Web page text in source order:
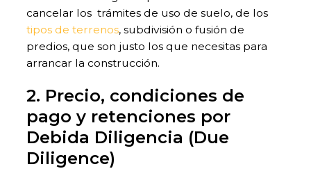
cancelar los trámites de uso de suelo, de los
tipos de terrenos, subdivisión o fusión de
predios, que son justo los que necesitas para
arrancar la construcción.
2. Precio, condiciones de
pago y retenciones por
Debida Diligencia (Due
Diligence)